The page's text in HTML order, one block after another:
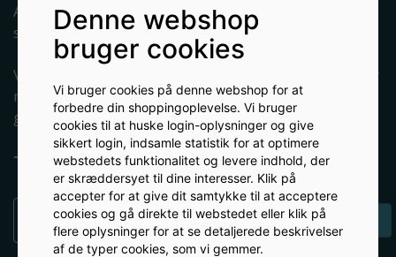
Denne webshop
bruger cookies
Vi bruger cookies på denne webshop for at
forbedre din shoppingoplevelse. Vi bruger
cookies til at huske login-oplysninger og give
sikkert login, indsamle statistik for at optimere
webstedets funktionalitet og levere indhold, der
er skræddersyet til dine interesser. Klik på
accepter for at give dit samtykke til at acceptere
cookies og gå direkte til webstedet eller klik på
flere oplysninger for at se detaljerede beskrivelser
af de typer cookies, som vi gemmer.
Albryg.dk er en e-mærket netbutik som dagligt
servicerer tusindvis af ølbryggende danskere.
Vi har siden 2013 gjort en dyd ud af at kunne leverer
malt, gær, brygudstyr og viden til danskere, som
gerne vil lære at brygge øl selv.
Tilmeld nyhedsbrev
TILMELD